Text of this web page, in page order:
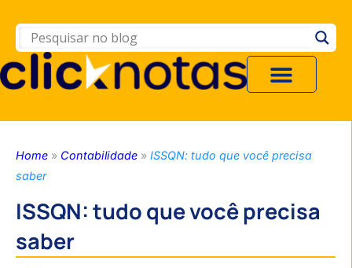
Home » Contabilidade » ISSQN: tudo que você precisa
saber
ISSQN: tudo que você precisa
saber